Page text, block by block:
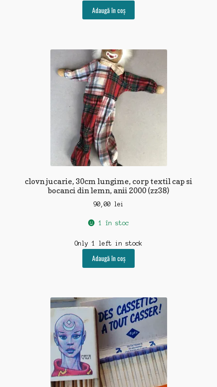
Adaugă în coș
clovn jucarie, 30cm lungime, corp textil cap si
bocanci din lemn, anii 2000 (zz38)
90,00 lei
1 în stoc
Only 1 left in stock
Adaugă în coș